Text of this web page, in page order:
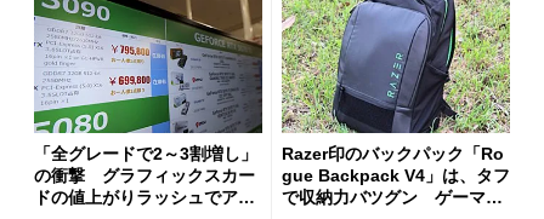
「全グレードで2～3割増し」
の衝撃 グラフィックスカー
ドの値上がりラッシュでアキ
Razer印のバックパック「Ro
gue Backpack V4」は、タフ
で収納力バツグン ゲーマー